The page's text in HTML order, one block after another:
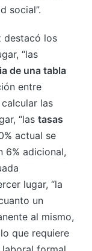
social”.
destacó los
“las
de una tabla
entre
las
“las tasas
actual se
6% adicional,
lugar, “la
un
al mismo,
que requiere